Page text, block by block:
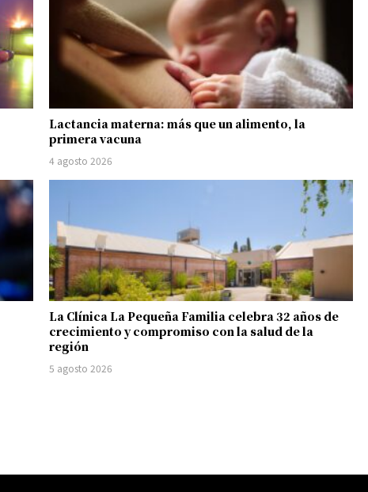
Lactancia materna: más que un alimento, la
primera vacuna
4 agosto 2026
La Clínica La Pequeña Familia celebra 32 años de
crecimiento y compromiso con la salud de la
región
5 agosto 2026